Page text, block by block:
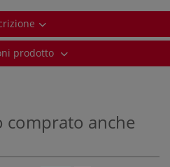
prodotto
comprato anche